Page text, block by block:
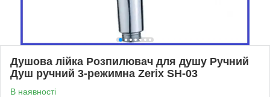
Душова лійка Розпилювач для душу Ручний
Душ ручний 3-режимна Zerix SH-03
В наявності